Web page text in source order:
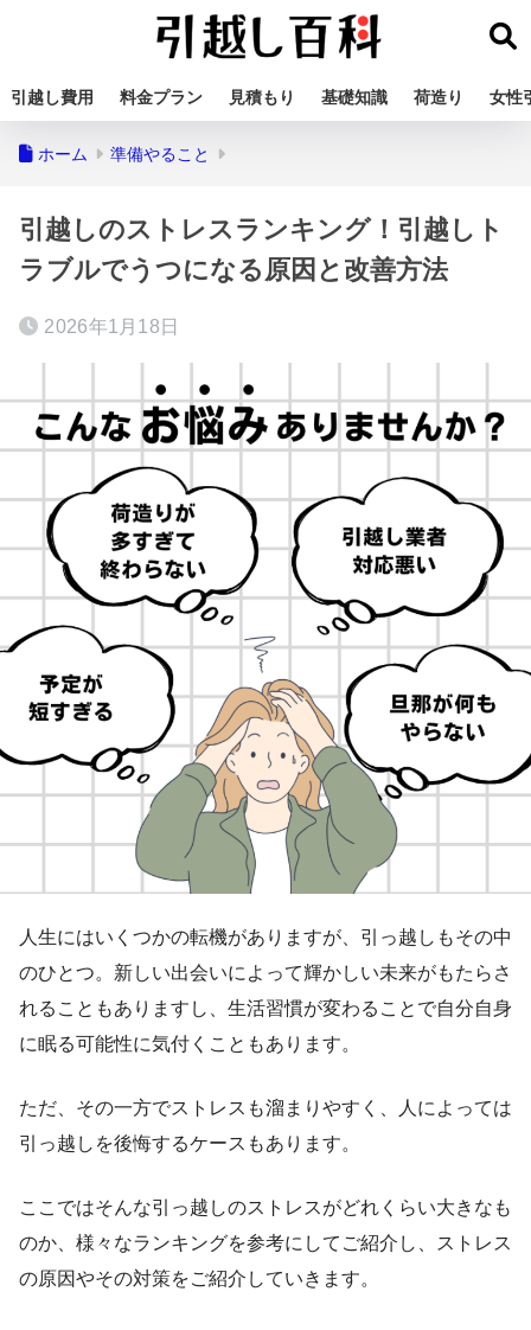
引越し費用 料金プラン 見積もり 基礎知識 荷造り 女性
ホーム 準備やること
引越しのストレスランキング！引越しト
ラブルでうつになる原因と改善方法
2026年1月18日
人生にはいくつかの転機がありますが、引っ越しもその中
のひとつ。新しい出会いによって輝かしい未来がもたらさ
れることもありますし、生活習慣が変わることで自分自身
に眠る可能性に気付くこともあります。
ただ、その一方でストレスも溜まりやすく、人によっては
引っ越しを後悔するケースもあります。
ここではそんな引っ越しのストレスがどれくらい大きなも
のか、様々なランキングを参考にしてご紹介し、ストレス
の原因やその対策をご紹介していきます。